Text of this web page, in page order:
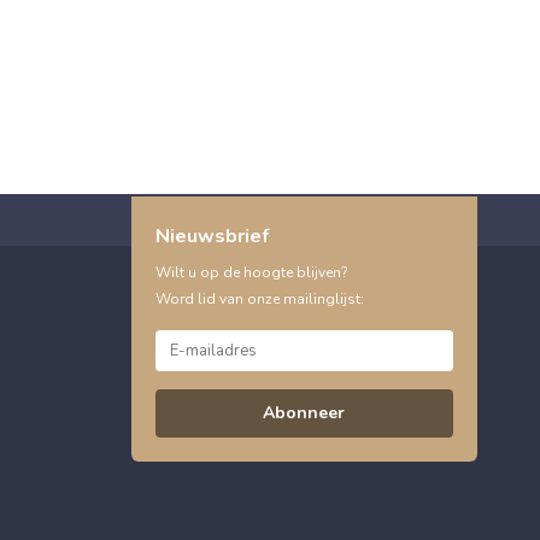
Nieuwsbrief
Wilt u op de hoogte blijven?
Word lid van onze mailinglijst:
Abonneer